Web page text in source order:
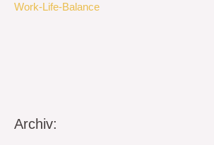
Work-Life-Balance
Archiv: